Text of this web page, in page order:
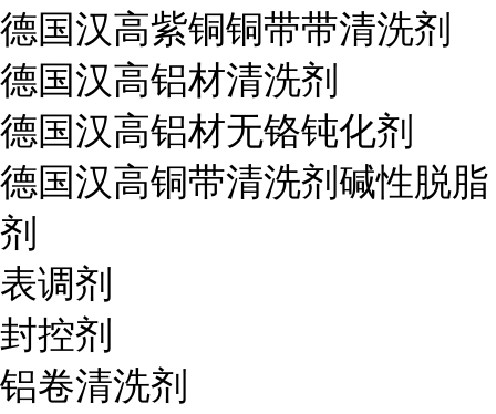
德国汉高紫铜铜带带清洗剂
德国汉高铝材清洗剂
德国汉高铝材无铬钝化剂
德国汉高铜带清洗剂碱性脱脂
剂
表调剂
封控剂
铝卷清洗剂